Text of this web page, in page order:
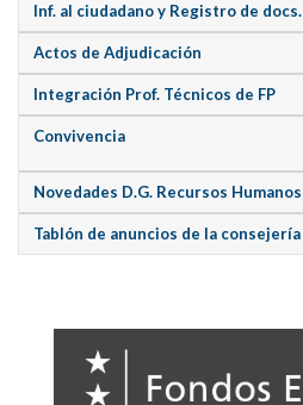
Inf. al ciudadano y Registro de docs.
Actos de Adjudicación
Integración Prof. Técnicos de FP
Convivencia
Novedades D.G. Recursos Humanos
Tablón de anuncios de la consejería